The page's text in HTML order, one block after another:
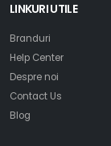
LINKURI UTILE
Branduri
Help Center
Despre noi
Contact Us
Blog